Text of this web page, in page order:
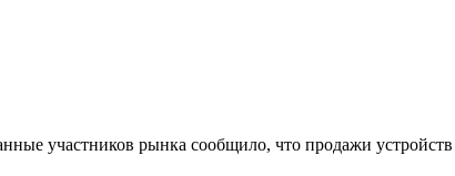
участников рынка сообщило, что продажи